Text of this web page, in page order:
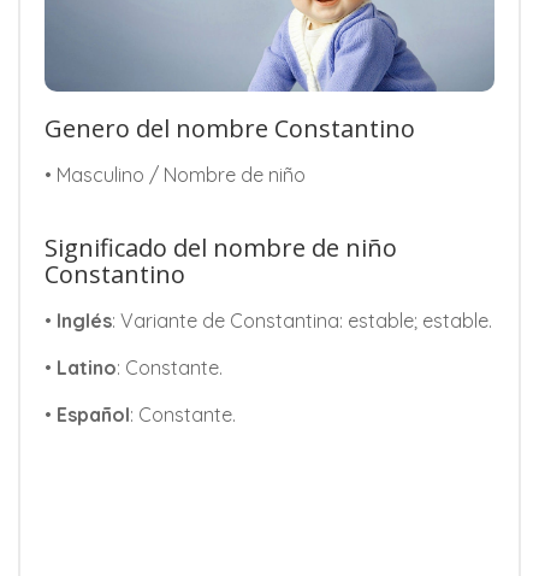
Genero del nombre Constantino
• Masculino / Nombre de niño
Significado del nombre de niño
Constantino
• Inglés: Variante de Constantina: estable; estable.
• Latino: Constante.
• Español: Constante.